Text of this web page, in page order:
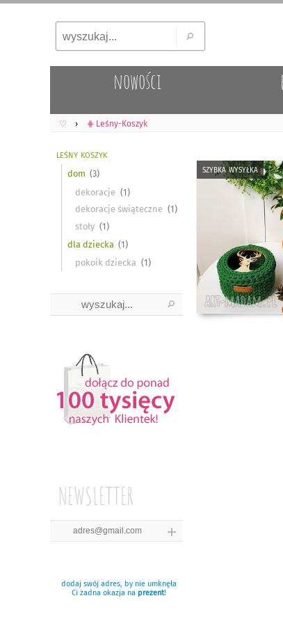
nowości
♡ ⋕ Leśny-Koszyk
leśny koszyk
dom
dekoracje
dekoracje świąteczne
stoły
dla dziecka
pokoik dziecka
NEWSLETTER
dodaj swój adres, by nie umknęła
Ci żadna okazja na prezent!
szybka wysyłka